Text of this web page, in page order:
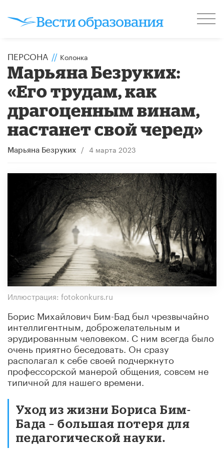
ПЕРСОНА // Колонка
Марьяна Безруких:
«Его трудам, как
драгоценным винам,
настанет свой черед»
Марьяна Безруких / 4 марта 2023
Иллюстрация: fotokonkurs.ru
Борис Михайлович Бим-Бад был чрезвычайно
интеллигентным, доброжелательным и
эрудированным человеком. С ним всегда было
очень приятно беседовать. Он сразу
располагал к себе своей подчеркнуто
профессорской манерой общения, совсем не
типичной для нашего времени.
Уход из жизни Бориса Бим-
Бада – большая потеря для
педагогической науки.